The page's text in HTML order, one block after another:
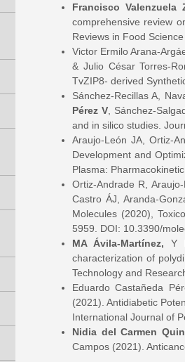
Francisco Valenzuela
comprehensive review
Reviews in Food
Victor Ermilo Arana-
& Julio César Torres-
TvZIP8- derived
Sánchez-Recillas A,
Pérez V, Sánchez-
and in silico studies.
Araujo-León JA, Ortiz-
Development and
Plasma:
Ortiz-Andrade R,
Castro ÁJ, Aranda-
Molecules (2020),
5959. DOI: 10.3390/
MA Ávila-Martínez, Y
characterization of
Technology and
Eduardo Castañeda
(2021). Antidiabetic
International Journal of
Nidia del Carmen
Campos (2021).